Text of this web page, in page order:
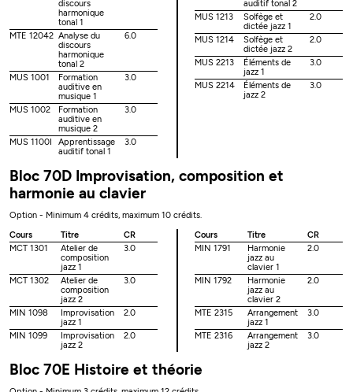
discours
harmonique
tonal 1
MTE 12042 Analyse du
discours
harmonique
tonal 2
6.0
MUS 1001
Formation
auditive en
musique 1
3.0
MUS 1002
Formation
auditive en
musique 2
3.0
MUS 1100I
Apprentissage
auditif tonal 1
3.0
auditif tonal 2
MUS 1213
Solfège et
dictée jazz 1
2.0
MUS 1214
Solfège et
dictée jazz 2
2.0
MUS 2213
Éléments de
jazz 1
3.0
MUS 2214
Éléments de
jazz 2
3.0
Bloc 70D Improvisation, composition et
harmonie au clavier
Option - Minimum 4 crédits, maximum 10 crédits.
Cours
Titre
CR
MCT 1301
Atelier de
composition
jazz 1
3.0
MCT 1302
Atelier de
composition
jazz 2
3.0
MIN 1098
Improvisation
jazz 1
2.0
MIN 1099
Improvisation
jazz 2
2.0
Cours Titre
CR
MIN 1791
Harmonie
jazz au
clavier 1
2.0
MIN 1792
Harmonie
jazz au
clavier 2
2.0
MTE 2315
Arrangement
jazz 1
3.0
MTE 2316
Arrangement
jazz 2
3.0
Bloc 70E Histoire et théorie